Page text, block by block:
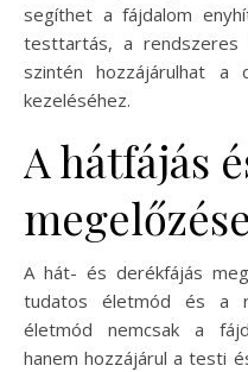
segíthet a fájdalom
testtartás, a rendszeres
szintén hozzájárulhat a
kezeléséhez.
A hátfájás
megelőzése
A hát- és derékfájás
tudatos életmód és a
életmód nemcsak a
hanem hozzájárul a testi